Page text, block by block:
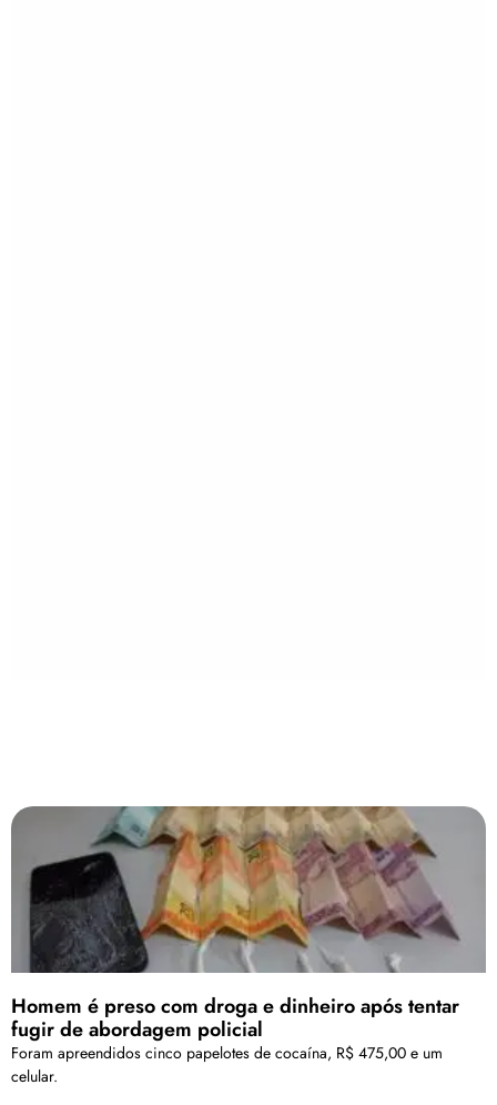
Homem é preso com droga e dinheiro após tentar
fugir de abordagem policial
Foram apreendidos cinco papelotes de cocaína, R$ 475,00 e um
celular.